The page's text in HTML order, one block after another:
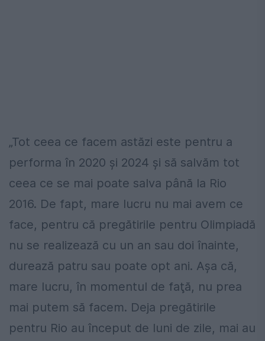
„Tot ceea ce facem astăzi este pentru a
performa în 2020 şi 2024 şi să salvăm tot
ceea ce se mai poate salva până la Rio
2016. De fapt, mare lucru nu mai avem ce
face, pentru că pregătirile pentru Olimpiadă
nu se realizează cu un an sau doi înainte,
durează patru sau poate opt ani. Aşa că,
mare lucru, în momentul de faţă, nu prea
mai putem să facem. Deja pregătirile
pentru Rio au început de luni de zile, mai au